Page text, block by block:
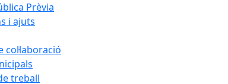
Prèvia
i ajuts
col·laboració
treball